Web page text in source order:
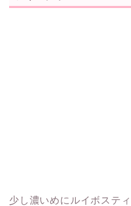
少し濃いめにルイボステ